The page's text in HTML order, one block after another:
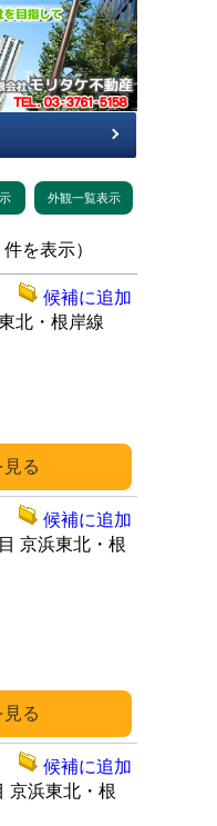
（ 1 〜 4 件を表示）
北・根岸線
候補に追加
京浜東北・根
候補に追加
京浜東北・根
候補に追加